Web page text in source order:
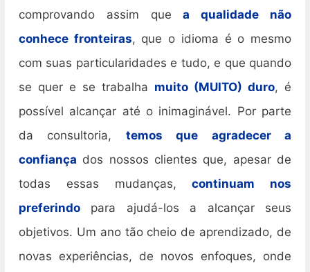
comprovando assim quea qualidade não
conhece fronteiras, que o idioma é o mesmo
com suas particularidades e tudo, e que quando
se quer e se trabalha muito (MUITO) duro, é
possível alcançar até o inimaginável. Por parte
da consultoria, temos que agradecer a
confiança dos nossos clientes que, apesar de
todas essas mudanças,continuam nos
preferindo para ajudá-los a alcançar seus
objetivos. Um ano tão cheio de aprendizado, de
novas experiências, de novos enfoques, onde